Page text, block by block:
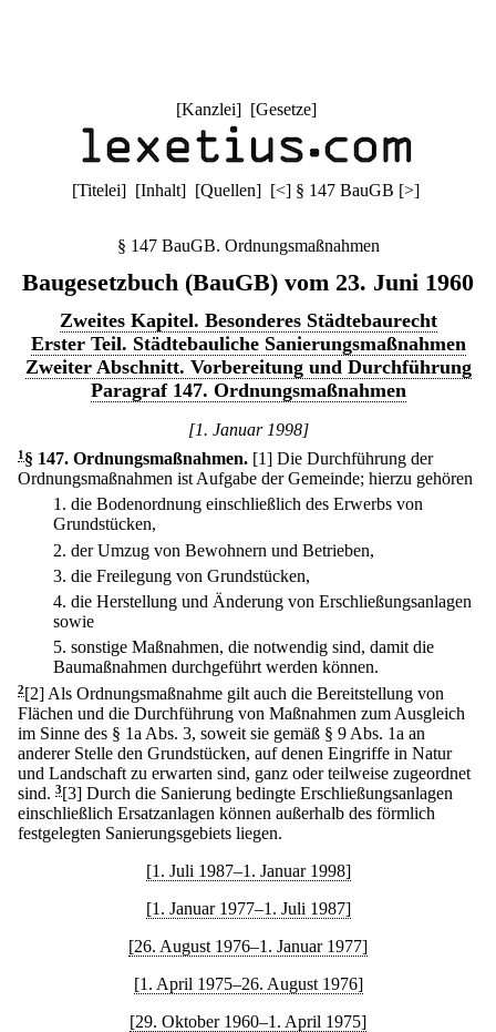
[Kanzlei] [Gesetze]
[Titelei] [Inhalt] [Quellen] [<] § 147 BauGB [>]
§ 147 BauGB. Ordnungsmaßnahmen
Baugesetzbuch (BauGB) vom 23. Juni 1960
Zweites Kapitel. Besonderes Städtebaurecht
Erster Teil. Städtebauliche Sanierungsmaßnahmen
Zweiter Abschnitt. Vorbereitung und Durchführung
Paragraf 147. Ordnungsmaßnahmen
[1. Januar 1998]
1 § 147. Ordnungsmaßnahmen. [1] Die Durchführung der
Ordnungsmaßnahmen ist Aufgabe der Gemeinde; hierzu gehören
1. die Bodenordnung einschließlich des Erwerbs von
Grundstücken,
2. der Umzug von Bewohnern und Betrieben,
3. die Freilegung von Grundstücken,
4. die Herstellung und Änderung von Erschließungsanlagen
sowie
5. sonstige Maßnahmen, die notwendig sind, damit die
Baumaßnahmen durchgeführt werden können.
2[2] Als Ordnungsmaßnahme gilt auch die Bereitstellung von
Flächen und die Durchführung von Maßnahmen zum Ausgleich
im Sinne des § 1a Abs. 3, soweit sie gemäß § 9 Abs. 1a an
anderer Stelle den Grundstücken, auf denen Eingriffe in Natur
und Landschaft zu erwarten sind, ganz oder teilweise zugeordnet
sind. 3[3] Durch die Sanierung bedingte Erschließungsanlagen
einschließlich Ersatzanlagen können außerhalb des förmlich
festgelegten Sanierungsgebiets liegen.
[1. Juli 1987–1. Januar 1998]
[1. Januar 1977–1. Juli 1987]
[26. August 1976–1. Januar 1977]
[1. April 1975–26. August 1976]
[29. Oktober 1960–1. April 1975]